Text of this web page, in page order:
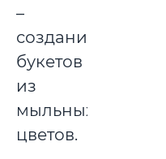
–
создание
букетов
из
мыльных
цветов.